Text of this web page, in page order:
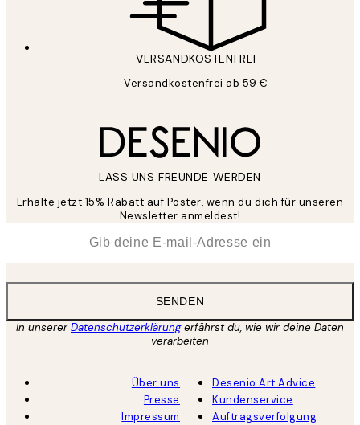
VERSANDKOSTENFREI
Versandkostenfrei ab 59 €
LASS UNS FREUNDE WERDEN
Erhalte jetzt 15% Rabatt auf Poster, wenn du dich für unseren
Newsletter anmeldest!
SENDEN
In unsererDatenschutzerklärungerfährst du, wie wir deine Daten
verarbeiten
Über uns
Presse
Impressum
Desenio Art Advice
Kundenservice
Auftragsverfolgung